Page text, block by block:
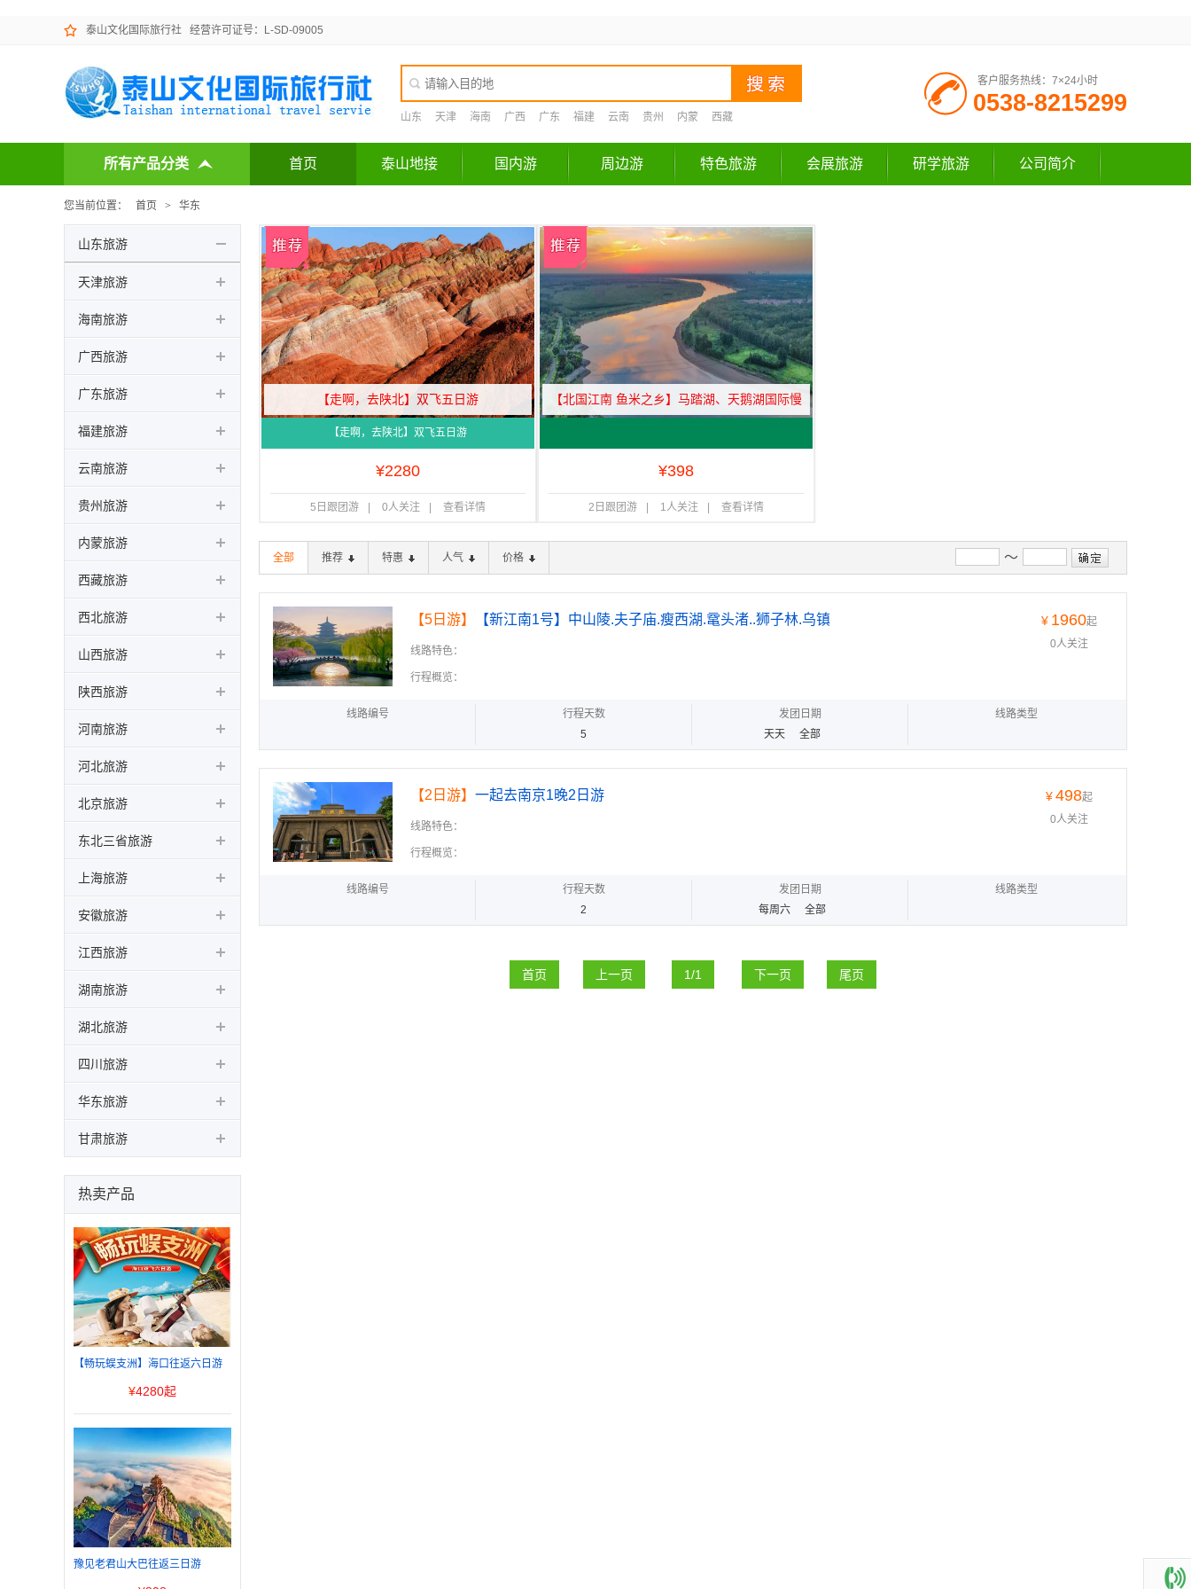
泰山文化国际旅行社 经营许可证号：L-SD-09005
山东 天津 海南 广西 广东 福建 云南 贵州 内蒙 西藏
客户服务热线：7×24小时
0538-8215299
所有产品分类 首页 泰山地接 国内游 周边游 特色旅游 会展旅游 研学旅游 公司简介
您当前位置： 首页 > 华东
【走啊，去陕北】双飞五日游
【走啊，去陕北】双飞五日游
¥2280
5日跟团游 0人关注 查看详情
【北国江南 鱼米之乡】马踏湖、天鹅湖国际慢
¥398
2日跟团游 1人关注 查看详情
全部 推荐 特惠 人气 价格 ～
【5日游】
【新江南1号】中山陵.夫子庙.瘦西湖.鼋头渚..狮子林.乌镇
东栅.西湖.西塘.外滩南京路纯玩高铁5日
线路特色：
行程概览：
¥ 1960起
0人关注
线路编号
行程天数
5
发团日期
天天
全部
线路类型
【2日游】 一起去南京1晚2日游
线路特色：
行程概览：
¥ 498起
0人关注
线路编号
行程天数
2
发团日期
每周六
全部
线路类型
首页 上一页 1/1 下一页 尾页
山东旅游
天津旅游
海南旅游
广西旅游
广东旅游
福建旅游
云南旅游
贵州旅游
内蒙旅游
西藏旅游
西北旅游
山西旅游
陕西旅游
河南旅游
河北旅游
北京旅游
东北三省旅游
上海旅游
安徽旅游
江西旅游
湖南旅游
湖北旅游
四川旅游
华东旅游
甘肃旅游
热卖产品
【畅玩蜈支洲】海口往返六日游
¥4280起
豫见老君山大巴往返三日游